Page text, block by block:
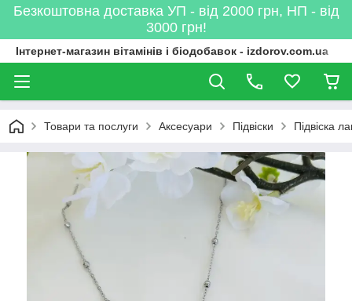
Безкоштовна доставка УП - від 2000 грн, НП - від
3000 грн!
Інтернет-магазин вітамінів і біодобавок - izdorov.com.ua
Товари та послуги Аксесуари Підвіски Підвіска